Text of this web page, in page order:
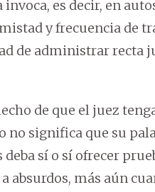
es decir, en
y frecuencia de
de administrar recta
de que el juez
significa que su
sí o sí ofrecer
absurdos, más aún